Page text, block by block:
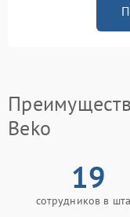
Beko
19
сотрудников в